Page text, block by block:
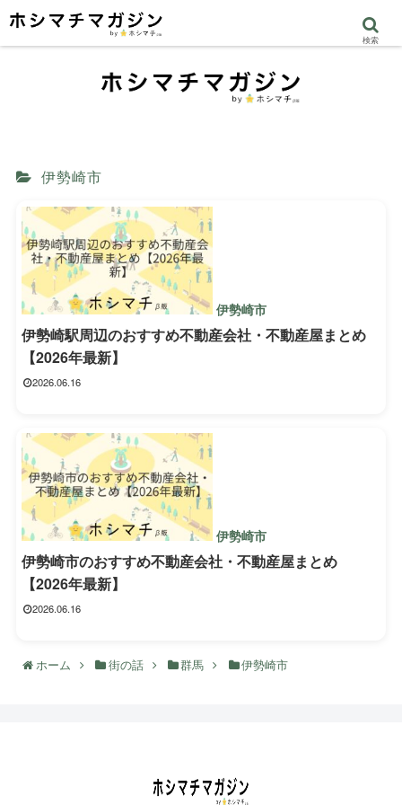
伊勢崎市
伊勢崎市
伊勢崎駅周辺のおすすめ不動産会社・不動産屋まとめ
【2026年最新】
2026.06.16
伊勢崎市
伊勢崎市のおすすめ不動産会社・不動産屋まとめ
【2026年最新】
2026.06.16
ホーム 街の話 群馬 伊勢崎市
検索